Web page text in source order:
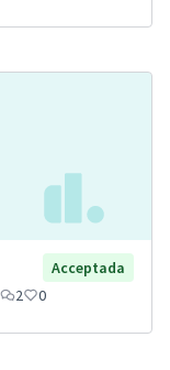
Acceptada
2 0